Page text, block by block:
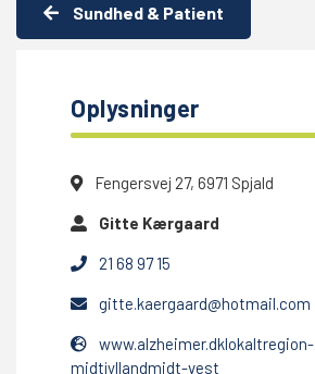
Sundhed & Patient
Oplysninger
Fengersvej 27, 6971 Spjald
Gitte Kærgaard
21 68 97 15
gitte.kaergaard@hotmail.com
www.alzheimer.dklokaltregion-
midtjyllandmidt-vest